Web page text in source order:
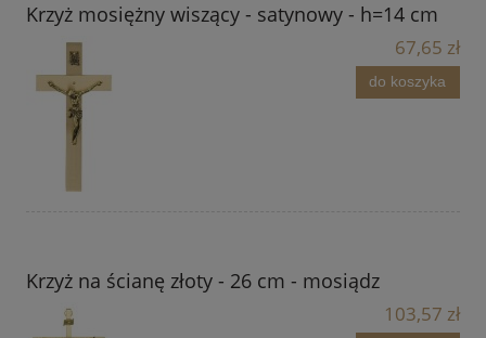
Krzyż mosiężny wiszący - satynowy - h=14 cm
67,65 zł
do koszyka
Krzyż na ścianę złoty - 26 cm - mosiądz
103,57 zł